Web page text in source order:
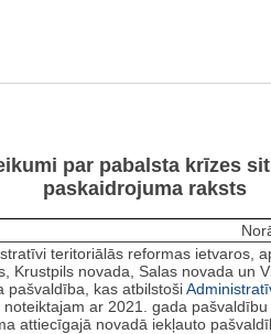
par pabalsta krīzes
paskaidrojuma raksts
teritoriālās reformas ietvaros,
Krustpils novada, Salas novada un
pašvaldība, kas atbilstoši
noteiktajam ar 2021. gada
attiecīgajā novadā iekļauto